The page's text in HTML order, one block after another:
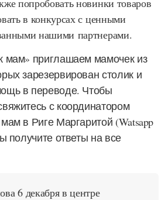
попробовать новинки товаров
в конкурсах с ценными
нашими партнерами.
мам» приглашаем мамочек из
зарезервирован столик и
в переводе. Чтобы
с координатором
в Риге Маргаритой (Watsapp
получите ответы на все
6 декабря в центре